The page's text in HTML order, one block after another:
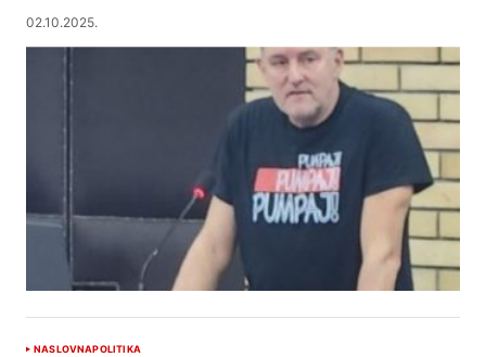
02.10.2025.
NASLOVNAPOLITIKA